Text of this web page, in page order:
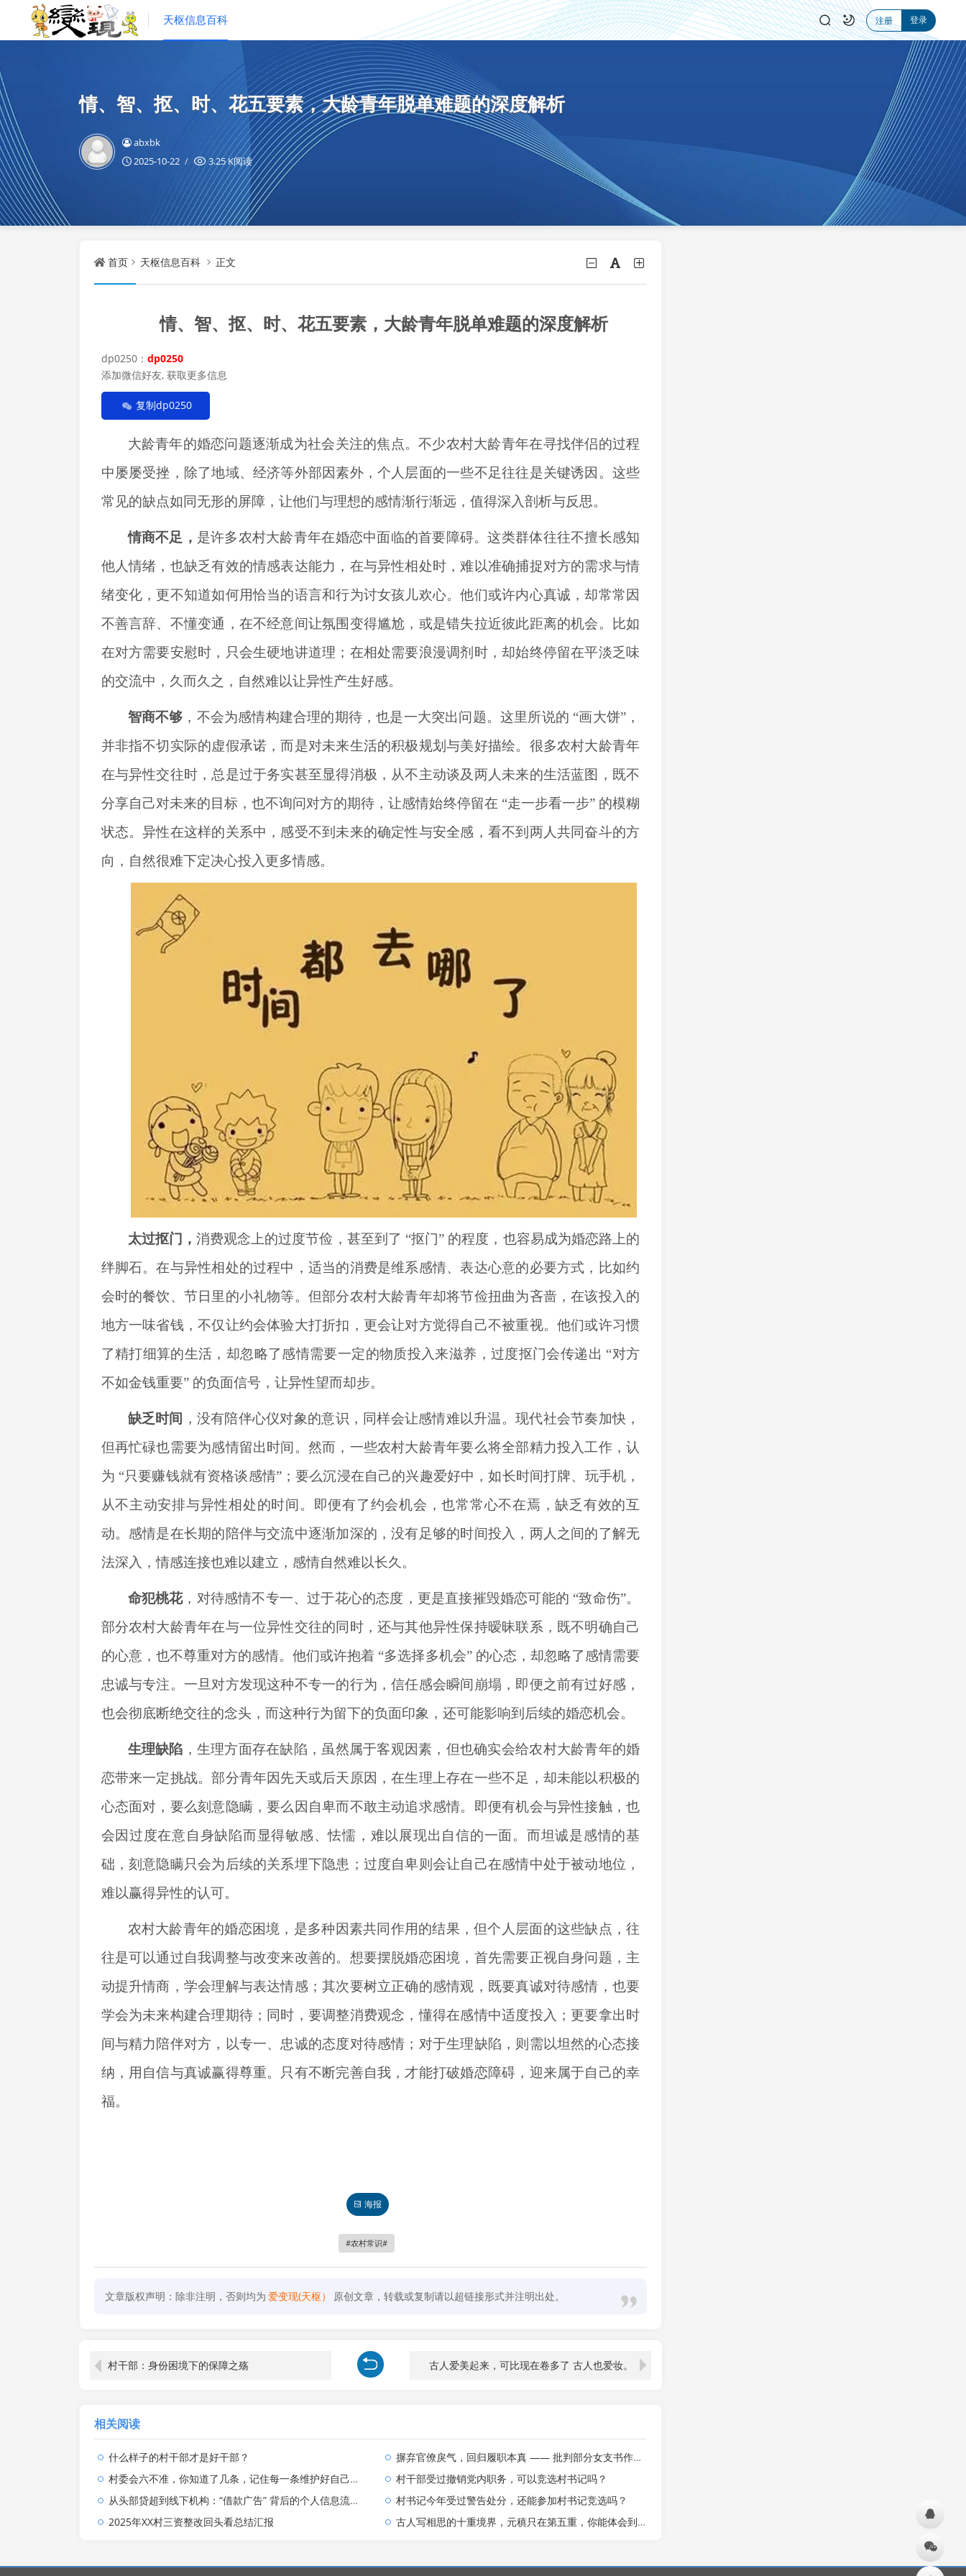
天枢信息百科 注册 登录
情、智、抠、时、花五要素，大龄青年脱单难题的深度解析
abxbk
2025-10-22
3.25 K阅读
首页 天枢信息百科 正文
情、智、抠、时、花五要素，大龄青年脱单难题的深度解析
dp0250： dp0250
添加微信好友, 获取更多信息
复制dp0250
大龄青年的婚恋问题逐渐成为社会关注的焦点。不少农村大龄青年在寻找伴侣的过程
中屡屡受挫，除了地域、经济等外部因素外，个人层面的一些不足往往是关键诱因。这些
常见的缺点如同无形的屏障，让他们与理想的感情渐行渐远，值得深入剖析与反思。
情商不足， 是许多农村大龄青年在婚恋中面临的首要障碍。这类群体往往不擅长感知
他人情绪，也缺乏有效的情感表达能力，在与异性相处时，难以准确捕捉对方的需求与情
绪变化，更不知道如何用恰当的语言和行为讨女孩儿欢心。他们或许内心真诚，却常常因
不善言辞、不懂变通，在不经意间让氛围变得尴尬，或是错失拉近彼此距离的机会。比如
在对方需要安慰时，只会生硬地讲道理；在相处需要浪漫调剂时，却始终停留在平淡乏味
的交流中，久而久之，自然难以让异性产生好感。
智商不够 ， 不会为感情构建合理的期待，也是一大突出问题。这里所说的 “画大饼”，
并非指不切实际的虚假承诺，而是对未来生活的积极规划与美好描绘。很多农村大龄青年
在与异性交往时，总是过于务实甚至显得消极，从不主动谈及两人未来的生活蓝图，既不
分享自己对未来的目标，也不询问对方的期待，让感情始终停留在 “走一步看一步” 的模糊
状态。异性在这样的关系中，感受不到未来的确定性与安全感，看不到两人共同奋斗的方
向，自然很难下定决心投入更多情感。
太过抠门， 消费观念上的过度节俭，甚至到了 “抠门” 的程度，也容易成为婚恋路上的
绊脚石。在与异性相处的过程中，适当的消费是维系感情、表达心意的必要方式，比如约
会时的餐饮、节日里的小礼物等。但部分农村大龄青年却将节俭扭曲为吝啬，在该投入的
地方一味省钱，不仅让约会体验大打折扣，更会让对方觉得自己不被重视。他们或许习惯
了精打细算的生活，却忽略了感情需要一定的物质投入来滋养，过度抠门会传递出 “对方
不如金钱重要” 的负面信号，让异性望而却步。
缺乏时间 ， 没有陪伴心仪对象的意识，同样会让感情难以升温。现代社会节奏加快，
但再忙碌也需要为感情留出时间。然而，一些农村大龄青年要么将全部精力投入工作，认
为 “只要赚钱就有资格谈感情”；要么沉浸在自己的兴趣爱好中，如长时间打牌、玩手机，
从不主动安排与异性相处的时间。即便有了约会机会，也常常心不在焉，缺乏有效的互
动。感情是在长期的陪伴与交流中逐渐加深的，没有足够的时间投入，两人之间的了解无
法深入，情感连接也难以建立，感情自然难以长久。
命犯桃花， 对待感情不专一、过于花心的态度，更是直接摧毁婚恋可能的 “致命伤”。
部分农村大龄青年在与一位异性交往的同时，还与其他异性保持暧昧联系，既不明确自己
的心意，也不尊重对方的感情。他们或许抱着 “多选择多机会” 的心态，却忽略了感情需要
忠诚与专注。一旦对方发现这种不专一的行为，信任感会瞬间崩塌，即便之前有过好感，
也会彻底断绝交往的念头，而这种行为留下的负面印象，还可能影响到后续的婚恋机会。
生理缺陷 ， 生理方面存在缺陷，虽然属于客观因素，但也确实会给农村大龄青年的婚
恋带来一定挑战。部分青年因先天或后天原因，在生理上存在一些不足，却未能以积极的
心态面对，要么刻意隐瞒，要么因自卑而不敢主动追求感情。即便有机会与异性接触，也
会因过度在意自身缺陷而显得敏感、怯懦，难以展现出自信的一面。而坦诚是感情的基
础，刻意隐瞒只会为后续的关系埋下隐患；过度自卑则会让自己在感情中处于被动地位，
难以赢得异性的认可。
农村大龄青年的婚恋困境，是多种因素共同作用的结果，但个人层面的这些缺点，往
往是可以通过自我调整与改变来改善的。想要摆脱婚恋困境，首先需要正视自身问题，主
动提升情商，学会理解与表达情感；其次要树立正确的感情观，既要真诚对待感情，也要
学会为未来构建合理期待；同时，要调整消费观念，懂得在感情中适度投入；更要拿出时
间与精力陪伴对方，以专一、忠诚的态度对待感情；对于生理缺陷，则需以坦然的心态接
纳，用自信与真诚赢得尊重。只有不断完善自我，才能打破婚恋障碍，迎来属于自己的幸
福。
海报
农村常识
文章版权声明：除非注明，否则均为 爱变现(天枢） 原创文章，转载或复制请以超链接形式并注明出处。
村干部：身份困境下的保障之殇 古人爱美起来，可比现在卷多了 古人也爱妆。
相关阅读
什么样子的村干部才是好干部？
摒弃官僚戾气，回归履职本真 —— 批判部分女支书作风之弊
村委会六不准，你知道了几条，记住每一条维护好自己的切身利益，别被人忽悠了，还感谢人家
​村干部受过撤销党内职务，可以竞选村书记吗？
从头部贷超到线下机构：“借款广告” 背后的个人信息流转隐患
村书记今年受过警告处分，还能参加村书记竞选吗？ ​
2025年XX村三资整改回头看总结汇报
古人写相思的十重境界，元稹只在第五重，你能体会到哪一重？